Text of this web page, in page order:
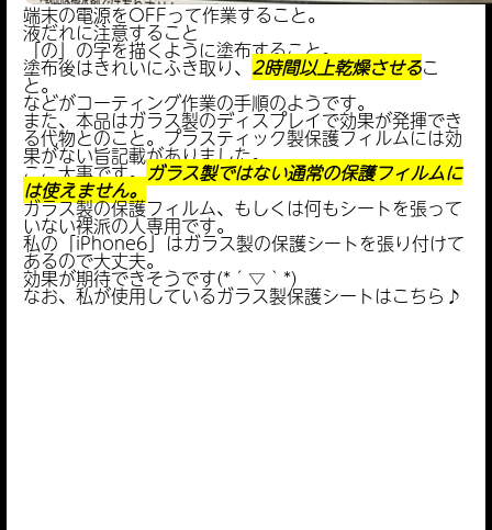
端末の電源をOFFって作業すること。
液だれに注意すること
「の」の字を描くように塗布すること。
塗布後はきれいにふき取り、 2時間以上乾燥させるこ
と。
などがコーティング作業の手順のようです。
また、本品はガラス製のディスプレイで効果が発揮でき
る代物とのこと。プラスティック製保護フィルムには効
果がない旨記載がありました。
ここ大事です。ガラス製ではない通常の保護フィルムに
は使えません。
ガラス製の保護フィルム、もしくは何もシートを張って
いない裸派の人専用です。
私の「iPhone6」はガラス製の保護シートを張り付けて
あるので大丈夫。
効果が期待できそうです(*´▽｀*)
なお、私が使用しているガラス製保護シートはこちら♪